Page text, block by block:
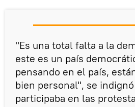
"Es una total falta a la
este es un país
pensando en el país,
bien personal", se
participaba en las